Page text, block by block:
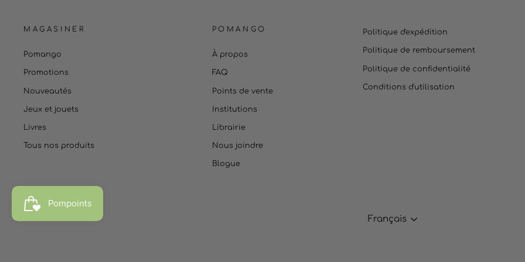
MAGASINER
Pomango
Promotions
Nouveautés
Jeux et jouets
Livres
Tous nos produits
POMANGO
À propos
FAQ
Points de vente
Institutions
Librairie
Nous joindre
Blogue
Politique d'expédition
Politique de remboursement
Politique de confidentialité
Conditions d'utilisation
LANGUE
Français